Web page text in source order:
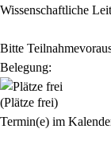
Wissenschaftliche
Bitte
Belegung:
(Plätze frei)
Termin(e) im